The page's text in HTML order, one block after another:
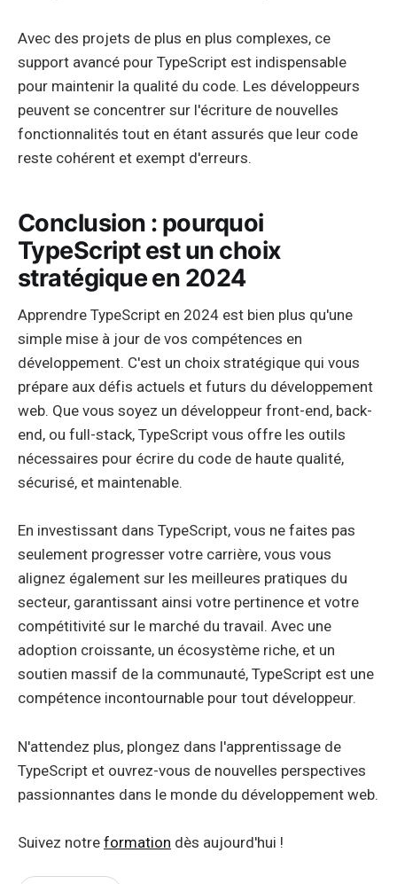
Avec des projets de plus en plus complexes, ce
support avancé pour TypeScript est indispensable
pour maintenir la qualité du code. Les développeurs
peuvent se concentrer sur l'écriture de nouvelles
fonctionnalités tout en étant assurés que leur code
reste cohérent et exempt d'erreurs.
Conclusion : pourquoi
TypeScript est un choix
stratégique en 2024
Apprendre TypeScript en 2024 est bien plus qu'une
simple mise à jour de vos compétences en
développement. C'est un choix stratégique qui vous
prépare aux défis actuels et futurs du développement
web. Que vous soyez un développeur front-end, back-
end, ou full-stack, TypeScript vous offre les outils
nécessaires pour écrire du code de haute qualité,
sécurisé, et maintenable.
En investissant dans TypeScript, vous ne faites pas
seulement progresser votre carrière, vous vous
alignez également sur les meilleures pratiques du
secteur, garantissant ainsi votre pertinence et votre
compétitivité sur le marché du travail. Avec une
adoption croissante, un écosystème riche, et un
soutien massif de la communauté, TypeScript est une
compétence incontournable pour tout développeur.
N'attendez plus, plongez dans l'apprentissage de
TypeScript et ouvrez-vous de nouvelles perspectives
passionnantes dans le monde du développement web.
Suivez notre formation dès aujourd'hui !